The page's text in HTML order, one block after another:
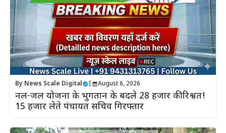
By News Scale Digital August 6, 2026
नल-जल योजना के भुगतान के बदले 28 हजार की रिश्वत!
15 हजार लेते पंचायत सचिव गिरफ्तार